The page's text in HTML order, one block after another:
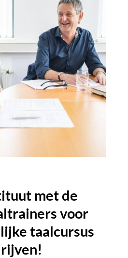
met de
voor
taalcursus